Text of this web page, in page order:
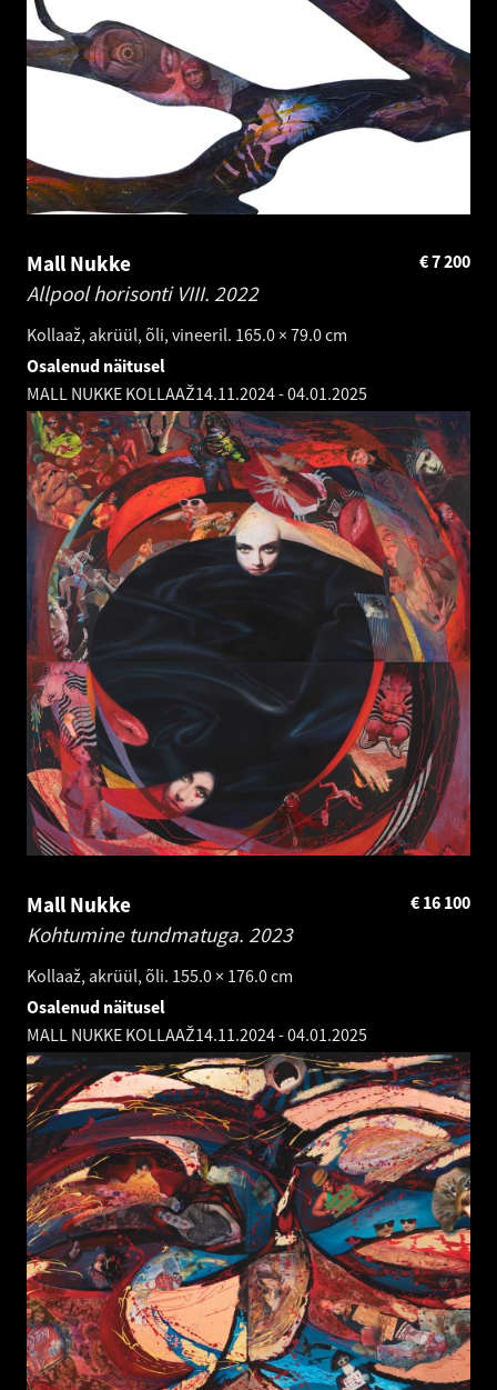
Mall Nukke
Allpool horisonti VIII. 2022
Kollaaž, akrüül, õli, vineeril. 165.0 × 79.0 cm
7 200
€
Osalenud näitusel
MALL NUKKE KOLLAAŽ14.11.2024-04.01.2025
Mall Nukke
Kohtumine tundmatuga. 2023
Kollaaž, akrüül, õli. 155.0 × 176.0 cm
16 100
€
Osalenud näitusel
MALL NUKKE KOLLAAŽ14.11.2024-04.01.2025